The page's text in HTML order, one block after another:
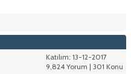
Katılım: 13-12-2017
9,824 Yorum | 301 Konu